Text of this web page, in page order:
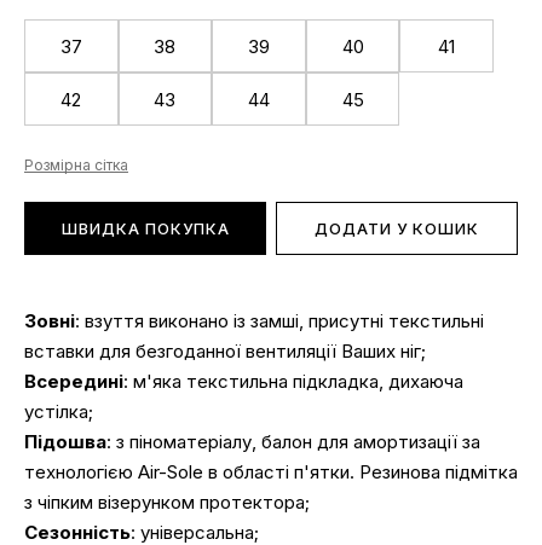
37 38 39 40 41
42 43 44 45
Розмірна сітка
ШВИДКА ПОКУПКА ДОДАТИ У КОШИК
Зовні: взуття виконано із замші, присутні текстильні
вставки для безгоданної вентиляції Ваших ніг;
Всередині: м'яка текстильна підкладка, дихаюча
устілка;
Підошва: з піноматеріалу, балон для амортизації за
технологією Air-Sole в області п'ятки. Резинова підмітка
з чіпким візерунком протектора;
Сезонність: універсальна;